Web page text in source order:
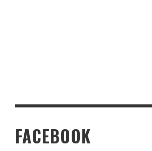
FACEBOOK